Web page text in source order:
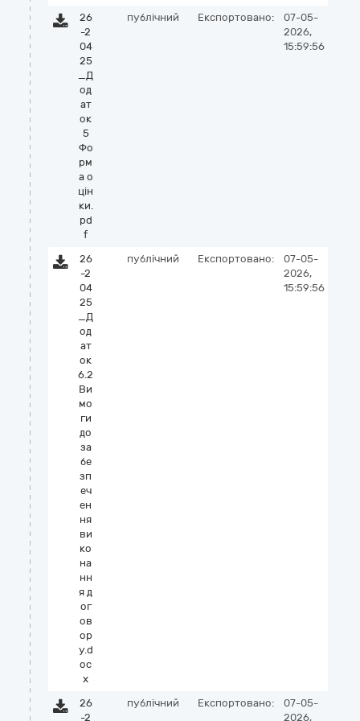
26
-2
04
25
_Д
од
ат
ок
5
Фо
рм
а о
цін
ки.
pd
f
публічний Експортовано:
07-05-
2026,
15:59:56
26
-2
04
25
_Д
од
ат
ок
6.2
Ви
мо
ги
до
за
бе
зп
еч
ен
ня
ви
ко
на
нн
я д
ог
ов
ор
у.d
oc
x
публічний Експортовано:
07-05-
2026,
15:59:56
26
-2
публічний Експортовано:
07-05-
2026,